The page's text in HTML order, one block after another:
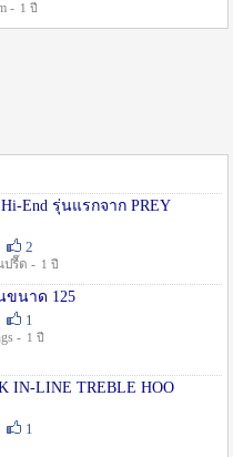
- 1 ปี
End รุ่นแรกจาก PREY
2
ปรื๊ด - 1 ปี
ขนาด 125
1
- 1 ปี
IN-LINE TREBLE HOO
1